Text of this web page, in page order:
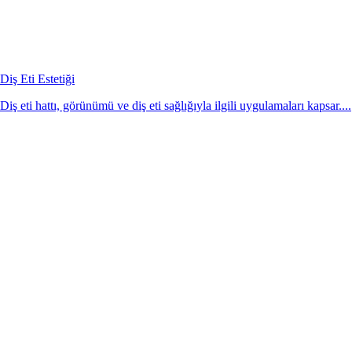
Diş Eti Estetiği
Diş eti hattı, görünümü ve diş eti sağlığıyla ilgili uygulamaları kapsar....